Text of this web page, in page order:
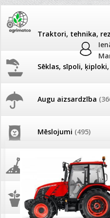
Traktori, tehnika,
Sēklas, sīpoli,
Augu aizsardzība
Mēslojumi (495)
Augsne, kūdra, mulča
Podi un kasetes(646)
JAUNUMI
Pašlasīšanas vietu katalogs
26.05. Vebinārs - Kā ierobežot
gliemežus piemājas dārzā un
Darba laiks Līgo svētkos
Ūdens piemērotības